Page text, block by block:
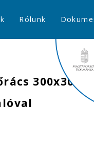
Rólunk
300x300